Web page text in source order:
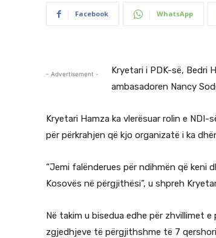
Facebook WhatsApp
- Advertisement -
Kryetari i PDK-së, Bedri
ambasadoren Nancy
Kryetari Hamza ka vlerësuar rolin e
për përkrahjen që kjo organizatë i ka
“Jemi falënderues për ndihmën që
Kosovës në përgjithësi”, u shpreh
Në takim u bisedua edhe për zhvillimet
zgjedhjeve të përgjithshme të 7